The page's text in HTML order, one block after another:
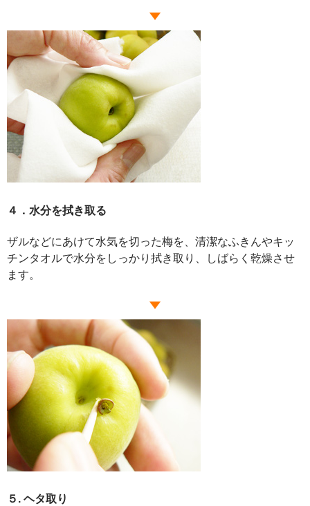
４．水分を拭き取る
ザルなどにあけて水気を切った梅を、清潔なふきんやキッ
チンタオルで水分をしっかり拭き取り、しばらく乾燥させ
ます。
５. ヘタ取り